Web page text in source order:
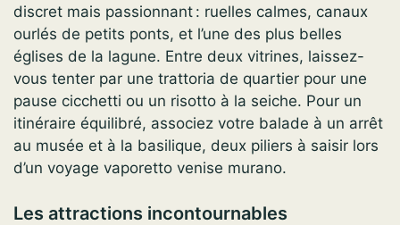
discret mais passionnant : ruelles calmes, canaux
ourlés de petits ponts, et l’une des plus belles
églises de la lagune. Entre deux vitrines, laissez-
vous tenter par une trattoria de quartier pour une
pause cicchetti ou un risotto à la seiche. Pour un
itinéraire équilibré, associez votre balade à un arrêt
au musée et à la basilique, deux piliers à saisir lors
d’un voyage vaporetto venise murano.
Les attractions incontournables